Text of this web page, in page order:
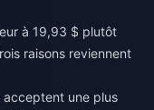
à 19,93 $ plutôt
raisons reviennent
acceptent une plus